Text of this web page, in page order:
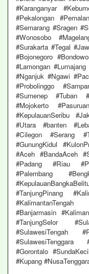
#Karanganyar
#Pekalongan
#Semarang #Sragen
#Wonosobo
#Surakarta #Tegal
#Bojonegoro
#Lamongan
#Nganjuk #Ngawi
#Probolinggo
#Sumenep #Tuban
#Mojokerto
#KepulauanSeribu
#Utara #banten
#Cilegon #Serang
#GunungKidul
#Aceh #BandaAceh
#Padang #Riau
#Palembang
#TanjungPinang
#KalimantanTengah
#Banjarmasin
#TanjungSelor
#SulawesiTengah
#Gorontalo
#Kupang